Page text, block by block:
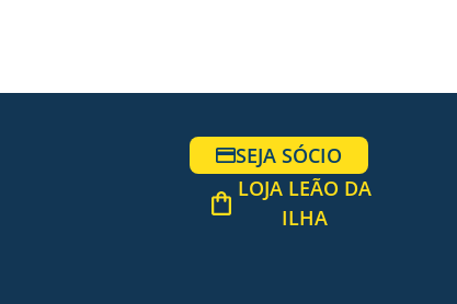
SEJA SÓCIO
LOJA LEÃO DA
ILHA